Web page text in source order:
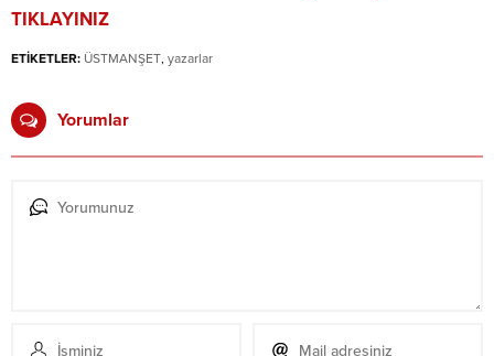
TIKLAYINIZ
ETİKETLER: ÜSTMANŞET, yazarlar
Yorumlar